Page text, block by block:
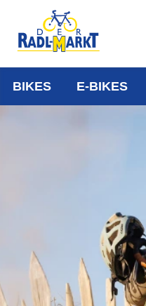
BIKES E-BIKES